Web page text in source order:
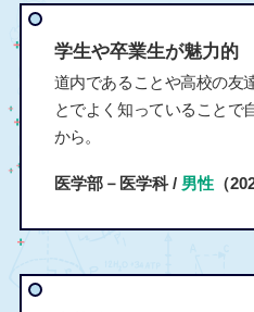
学生や卒業生が魅力的
道内であることや高校の友
とでよく知っていることで
から。
医学部－医学科 / 男性（